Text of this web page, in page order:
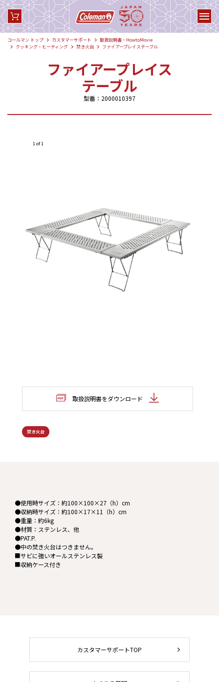
コールマン トップ カスタマーサポート
取扱説明書・HowtoMovie
クッキング・ヒーティング
焚き火台 ファイアープレイステーブル
ファイアープレイス
テーブル
型番：2000010397
1 of 1
取扱説明書をダウンロード
焚き火台
●使用時サイズ：約100×100×27（h）cm
●収納時サイズ：約100×17×11（h）cm
●重量：約6kg
●材質：ステンレス、他
●PAT.P.
●中の焚き火台はつきません。
■サビに強いオールステンレス製
■収納ケース付き
カスタマーサポートTOP